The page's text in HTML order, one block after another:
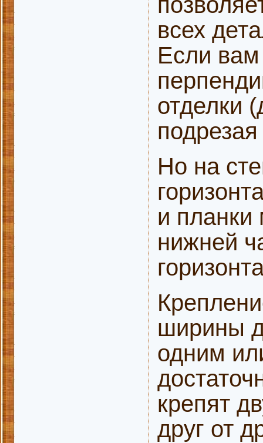
всех
Если вам
отделки
Но на
и планки
нижней
ширины
одним
крепят
друг от